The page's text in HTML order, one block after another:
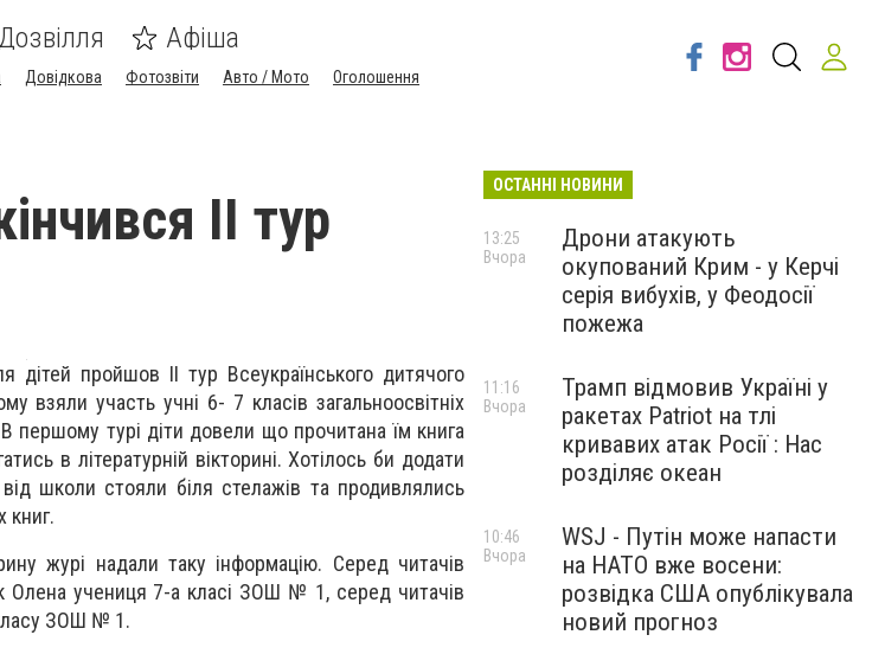
Афіша
Довідкова Фотозвіти Авто / Мото Оголошення
ІІ тур
дітей пройшов ІІ тур Всеукраїнського дитячого
взяли участь учні 6- 7 класів загальноосвітніх
першому турі діти довели що прочитана їм книга
в літературній вікторині. Хотілось би додати
школи стояли біля стелажів та продивлялись
книг.
журі надали таку інформацію. Серед читачів
Олена учениця 7-а класі ЗОШ № 1, серед читачів
ЗОШ № 1.
ОСТАННІ НОВИНИ
Дрони атакують
окупований Крим - у Керчі
серія вибухів, у Феодосії
пожежа
13:25
Вчора
Трамп відмовив Україні у
ракетах Patriot на тлі
кривавих атак Росії : Нас
розділяє океан
11:16
Вчора
WSJ - Путін може напасти
на НАТО вже восени:
розвідка США опублікувала
новий прогноз
10:46
Вчора